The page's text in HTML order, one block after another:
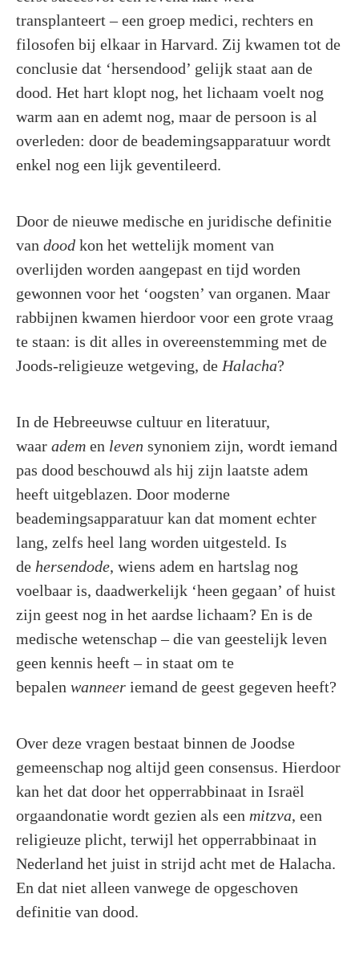
transplanteert – een groep medici, rechters en
filosofen bij elkaar in Harvard. Zij kwamen tot de
conclusie dat ‘hersendood’ gelijk staat aan de
dood. Het hart klopt nog, het lichaam voelt nog
warm aan en ademt nog, maar de persoon is al
overleden: door de beademingsapparatuur wordt
enkel nog een lijk geventileerd.
Door de nieuwe medische en juridische definitie
van dood kon het wettelijk moment van
overlijden worden aangepast en tijd worden
gewonnen voor het ‘oogsten’ van organen. Maar
rabbijnen kwamen hierdoor voor een grote vraag
te staan: is dit alles in overeenstemming met de
Joods-religieuze wetgeving, de Halacha?
In de Hebreeuwse cultuur en literatuur,
waar adem en leven synoniem zijn, wordt iemand
pas dood beschouwd als hij zijn laatste adem
heeft uitgeblazen. Door moderne
beademingsapparatuur kan dat moment echter
lang, zelfs heel lang worden uitgesteld. Is
de hersendode, wiens adem en hartslag nog
voelbaar is, daadwerkelijk ‘heen gegaan’ of huist
zijn geest nog in het aardse lichaam? En is de
medische wetenschap – die van geestelijk leven
geen kennis heeft – in staat om te
bepalen wanneer iemand de geest gegeven heeft?
Over deze vragen bestaat binnen de Joodse
gemeenschap nog altijd geen consensus. Hierdoor
kan het dat door het opperrabbinaat in Israël
orgaandonatie wordt gezien als een mitzva, een
religieuze plicht, terwijl het opperrabbinaat in
Nederland het juist in strijd acht met de Halacha.
En dat niet alleen vanwege de opgeschoven
definitie van dood.